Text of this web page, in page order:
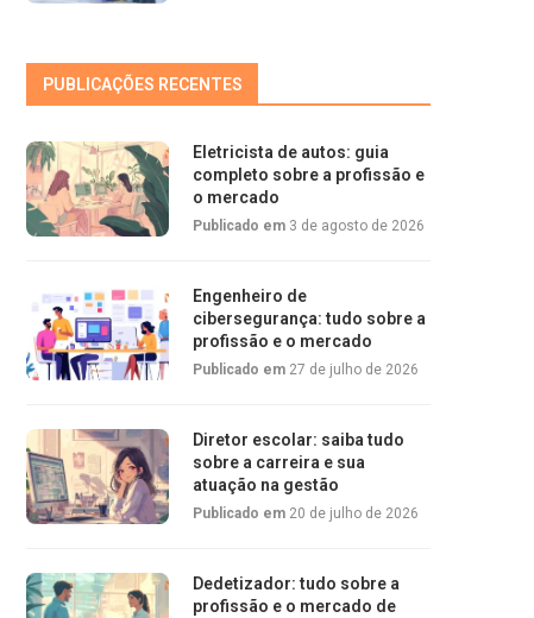
PUBLICAÇÕES RECENTES
Eletricista de autos: guia
completo sobre a profissão e
o mercado
Publicado em 3 de agosto de 2026
Engenheiro de
cibersegurança: tudo sobre a
profissão e o mercado
Publicado em 27 de julho de 2026
Diretor escolar: saiba tudo
sobre a carreira e sua
atuação na gestão
Publicado em 20 de julho de 2026
Dedetizador: tudo sobre a
profissão e o mercado de